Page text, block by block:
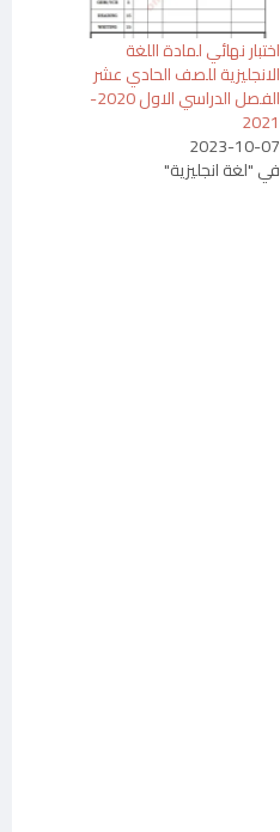
اختبار نهائي لمادة اللغة
الانجليزية للصف الحادي عشر
الفصل الدراسي الاول 2020-
2021
2023-10-07
في "لغة انجليزية"